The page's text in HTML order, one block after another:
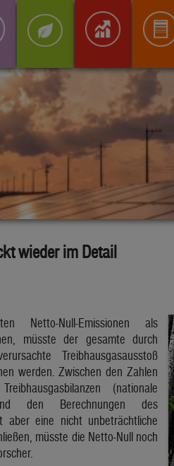
wieder im Detail
Netto-Null-Emissionen als
müsste der gesamte durch
Treibhausgasausstoß
werden. Zwischen den Zahlen
(nationale
den Berechnungen des
aber eine nicht unbeträchtliche
müsste die Netto-Null noch